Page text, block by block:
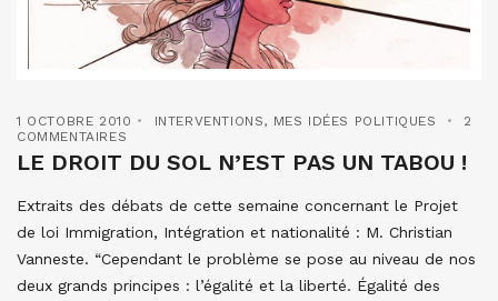
1 OCTOBRE 2010 INTERVENTIONS, MES IDÉES POLITIQUES
2
COMMENTAIRES
LE DROIT DU SOL N’EST PAS UN TABOU !
Extraits des débats de cette semaine concernant le Projet
de loi Immigration, Intégration et nationalité : M. Christian
Vanneste. “Cependant le problème se pose au niveau de nos
deux grands principes : l’égalité et la liberté. Égalité des